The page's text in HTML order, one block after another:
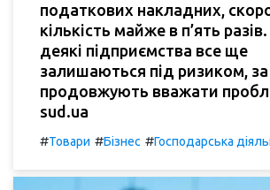
податкових накладних,
кількість майже в п’ять
деякі підприємства все ще
залишаються під ризиком, за
продовжують вважати
sud.ua
#Товари #Бізнес #Господарська